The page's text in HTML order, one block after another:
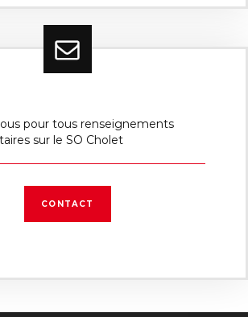
pour tous renseignements
sur le SO Cholet
CONTACT